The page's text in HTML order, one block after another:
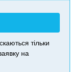
тільки
на